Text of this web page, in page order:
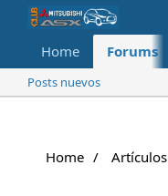
Home Forums
Posts nuevos
Home Artículos